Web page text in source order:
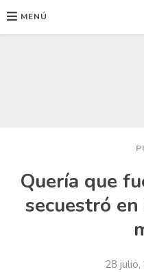
MENÚ
Quería que
secuestró
28